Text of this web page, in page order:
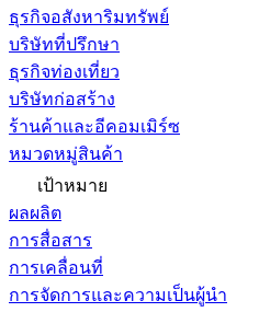
ธุรกิจอสังหาริมทรัพย์
บริษัทที่ปรึกษา
ธุรกิจท่องเที่ยว
บริษัทก่อสร้าง
ร้านค้าและอีคอมเมิร์ซ
หมวดหมู่สินค้า
เป้าหมาย
ผลผลิต
การสื่อสาร
การเคลื่อนที่
การจัดการและความเป็นผู้นำ